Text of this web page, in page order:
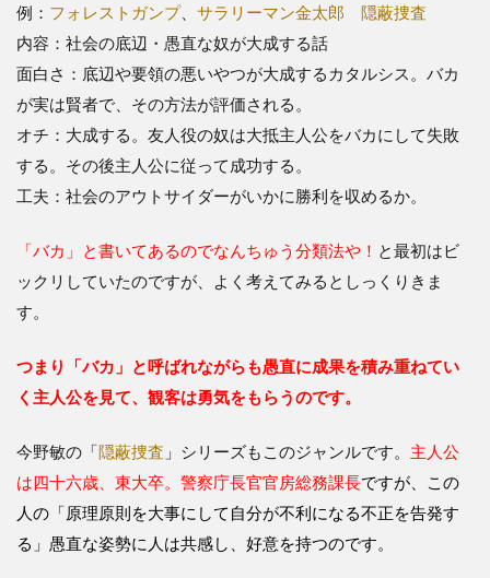
例： フォレストガンプ、 サラリーマン金太郎
隠蔽捜査
内容：社会の底辺・愚直な奴が大成する話
面白さ：底辺や要領の悪いやつが大成するカタルシス。バカ
が実は賢者で、その方法が評価される。
オチ：大成する。友人役の奴は大抵主人公をバカにして失敗
する。その後主人公に従って成功する。
工夫：社会のアウトサイダーがいかに勝利を収めるか。
「バカ」と書いてあるのでなんちゅう分類法や！ と最初はビ
ックリしていたのですが、よく考えてみるとしっくりきま
す。
つまり「バカ」と呼ばれながらも愚直に成果を積み重ねてい
く主人公を見て、観客は勇気をもらうのです。
今野敏の「隠蔽捜査 」シリーズもこのジャンルです。 主人公
は四十六歳、東大卒。警察庁長官官房総務課長ですが、この
人の「原理原則を大事にして自分が不利になる不正を告発す
る」愚直な姿勢に人は共感し、好意を持つのです。